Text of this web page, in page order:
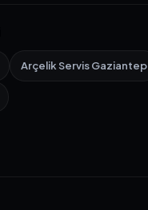
Arçelik Servis Gaziantep